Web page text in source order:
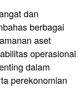
dan
berbagai
aset
operasional
dalam
perekonomian